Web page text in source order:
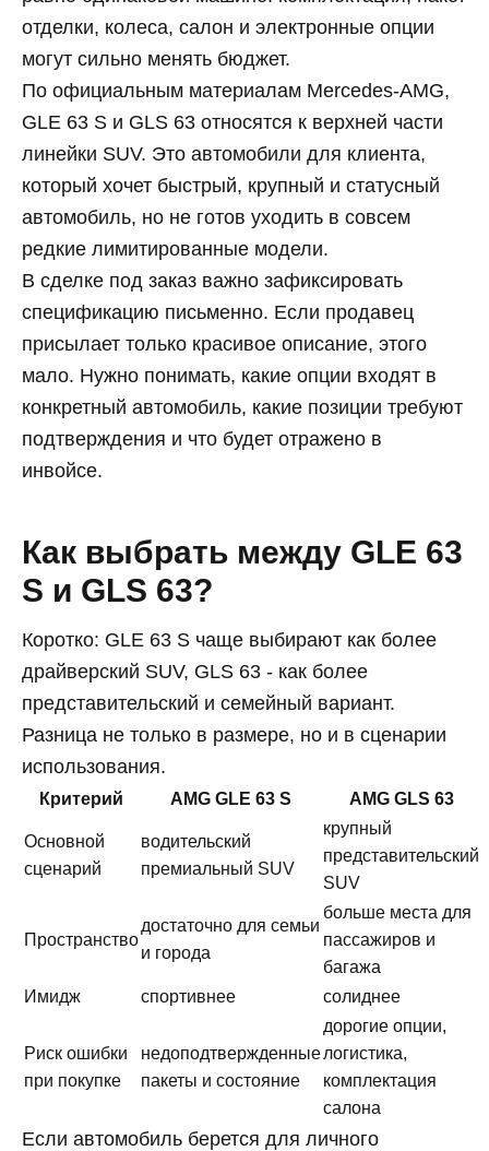
отделки, колеса, салон и электронные опции
могут сильно менять бюджет.
По официальным материалам Mercedes-AMG,
GLE 63 S и GLS 63 относятся к верхней части
линейки SUV. Это автомобили для клиента,
который хочет быстрый, крупный и статусный
автомобиль, но не готов уходить в совсем
редкие лимитированные модели.
В сделке под заказ важно зафиксировать
спецификацию письменно. Если продавец
присылает только красивое описание, этого
мало. Нужно понимать, какие опции входят в
конкретный автомобиль, какие позиции требуют
подтверждения и что будет отражено в
инвойсе.
Как выбрать между GLE 63
S и GLS 63?
Коротко: GLE 63 S чаще выбирают как более
драйверский SUV, GLS 63 - как более
представительский и семейный вариант.
Разница не только в размере, но и в сценарии
использования.
Критерий AMG GLE 63 S AMG GLS 63
Основной
сценарий
водительский
премиальный SUV
крупный
представительский
SUV
Пространство
достаточно для семьи
и города
больше места для
пассажиров и
багажа
Имидж
спортивнее солиднее
Риск ошибки
при покупке
недоподтвержденные
пакеты и состояние
дорогие опции,
логистика,
комплектация
салона
Если автомобиль берется для личного